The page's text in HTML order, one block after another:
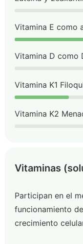
Vitamina E como
Vitamina D como
Vitamina K1
Vitamina K2
Vitaminas
Participan en el
funcionamiento
crecimiento